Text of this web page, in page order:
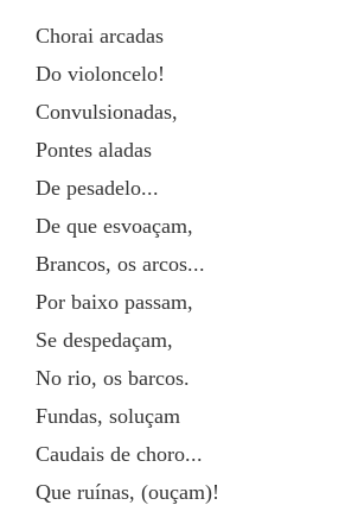
Chorai arcadas
Do violoncelo!
Convulsionadas,
Pontes aladas
De pesadelo...
De que esvoaçam,
Brancos, os arcos...
Por baixo passam,
Se despedaçam,
No rio, os barcos.
Fundas, soluçam
Caudais de choro...
Que ruínas, (ouçam)!